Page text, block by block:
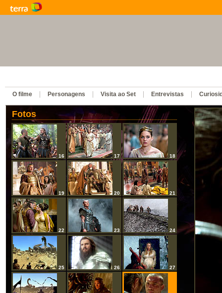
Fotos
16 17 18
19 20 21
22 23 24
25 26 27
O filme Personagens Visita ao Set Entrevistas